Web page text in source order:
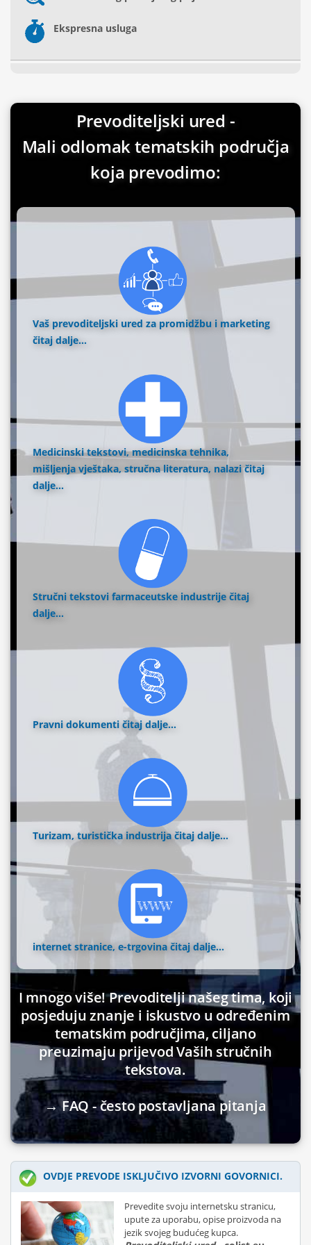
Ekspresna usluga
Prevoditeljski ured -
Mali odlomak tematskih područja
koja prevodimo:
Vaš prevoditeljski ured za promidžbu i marketing
čitaj dalje...
Medicinski tekstovi, medicinska tehnika,
mišljenja vještaka, stručna literatura, nalazi čitaj
dalje...
Stručni tekstovi farmaceutske industriječitaj
dalje...
Pravni dokumentičitaj dalje...
Turizam, turistička industrijačitaj dalje...
internet stranice, e-trgovina čitaj dalje...
I mnogo više! Prevoditelji našeg tima, koji
posjeduju znanje i iskustvo u određenim
tematskim područjima, ciljano
preuzimaju prijevod Vaših stručnih
tekstova.
→ FAQ - često postavljana pitanja
OVDJE PREVODE ISKLJUČIVO IZVORNI GOVORNICI.
Prevedite svoju internetsku stranicu,
upute za uporabu, opise proizvoda na
jezik svojeg budućeg kupca.